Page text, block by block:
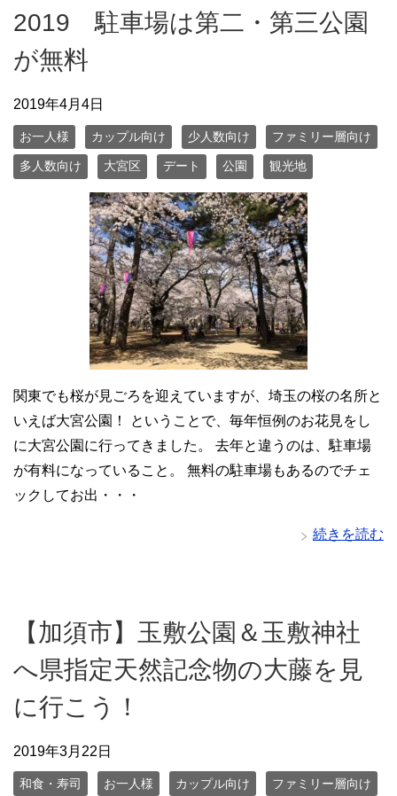
2019 駐車場は第二・第三公園
が無料
2019年4月4日
お一人様 カップル向け 少人数向け ファミリー層向け
多人数向け 大宮区 デート 公園 観光地
関東でも桜が見ごろを迎えていますが、埼玉の桜の名所と
いえば大宮公園！ ということで、毎年恒例のお花見をし
に大宮公園に行ってきました。 去年と違うのは、駐車場
が有料になっていること。 無料の駐車場もあるのでチェ
ックしてお出・・・
続きを読む
【加須市】玉敷公園＆玉敷神社
へ県指定天然記念物の大藤を見
に行こう！
2019年3月22日
和食・寿司 お一人様 カップル向け ファミリー層向け